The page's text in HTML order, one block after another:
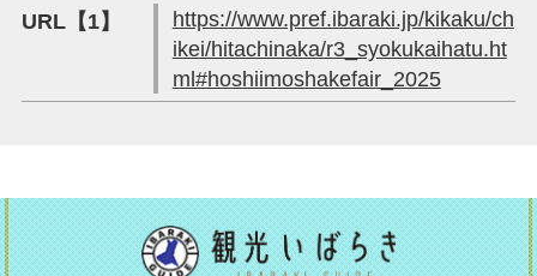
URL【1】
https://www.pref.ibaraki.jp/kikaku/ch
ikei/hitachinaka/r3_syokukaihatu.ht
ml#hoshiimoshakefair_2025